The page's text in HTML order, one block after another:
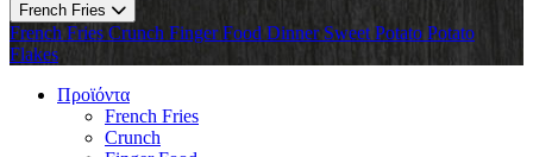
French Fries
French Fries Crunch Finger Food Dinner Sweet Potato Potato
Flakes
Προϊόντα
French Fries
Crunch